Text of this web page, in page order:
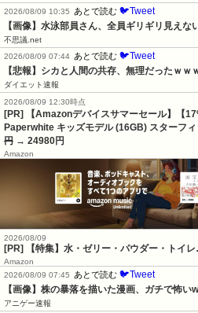
2026/08/09 10:35
あとで読む 🐦Tweet
【画像】水泳部員さん、全員ギリギリ見えな
不思議.net
2026/08/09 07:44 あとで読む 🐦Tweet
【悲報】シカと人間の共存、無理だったｗｗ
ダイエット速報
2026/08/09 12:30時点
[PR] 【Amazonデバイスサマーセール】【
Paperwhite キッズモデル (16GB) スターフ
円 → 24980円
Amazon
2026/08/09
[PR] 【特集】水・ゼリー・パウダー・トイ
Amazon
2026/08/09 07:45
あとで読む 🐦Tweet
【画像】株の暴落を描いた漫画、ガチで怖い
アニゲー速報